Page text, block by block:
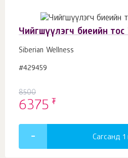
Чийгшүүлэгч биеийн
Siberian Wellness
#429459
8500
6375 ₮
Сагсанд 1